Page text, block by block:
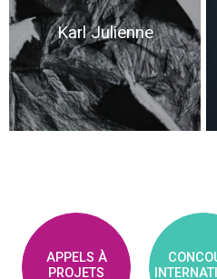
Karl Julienne
APPELS À
PROJETS